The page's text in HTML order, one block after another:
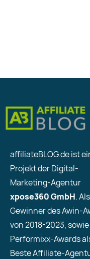
affiliateBLOG.de ist
Projekt der Digital-
Marketing-Agentur
xpose360 GmbH. Als
Gewinner des Awin-
von 2018-2023,
Performixx-Awards
Beste Affiliate-